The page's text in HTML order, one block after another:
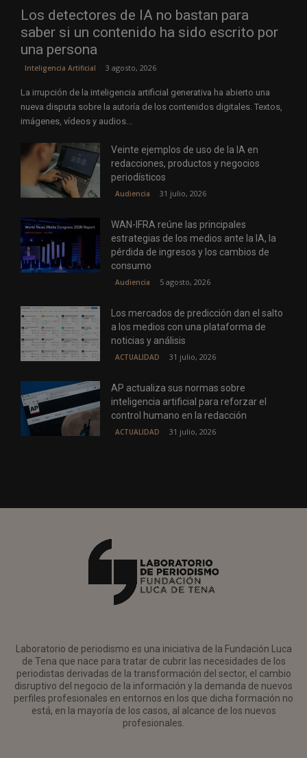
Los detectores de IA no bastan para
saber si un contenido ha sido escrito por
una persona
Inteligencia Artificial 3 agosto, 2026
La irrupción de la inteligencia artificial generativa ha abierto una
nueva disputa sobre la autoría de los contenidos digitales. Textos,
imágenes, vídeos y audios...
Veinte ejemplos de uso de la IA en
redacciones, productos y negocios
periodísticos
Audiencia 31 julio, 2026
WAN-IFRA reúne las principales
estrategias de los medios ante la IA, la
pérdida de ingresos y los cambios de
consumo
Audiencia 5 agosto, 2026
Los mercados de predicción dan el salto
a los medios con una plataforma de
noticias y análisis
ACTUALIDAD 31 julio, 2026
AP actualiza sus normas sobre
inteligencia artificial para reforzar el
control humano en la redacción
ACTUALIDAD 31 julio, 2026
Laboratorio de periodismo es una iniciativa de la Fundación Luca
de Tena que nace para tratar de cubrir las necesidades de los
periodistas derivadas de la transformación del sector, el cambio
disruptivo del negocio de la información y la demanda de nuevos
perfiles profesionales en entornos en los que dicha formación no
está, en la mayoría de los casos, al alcance de los nuevos
profesionales.